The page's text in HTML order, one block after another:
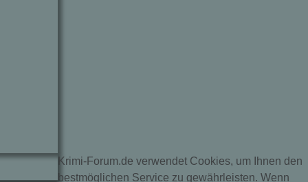
Krimi-Forum.de verwendet Cookies, um Ihnen den
bestmöglichen Service zu gewährleisten. Wenn